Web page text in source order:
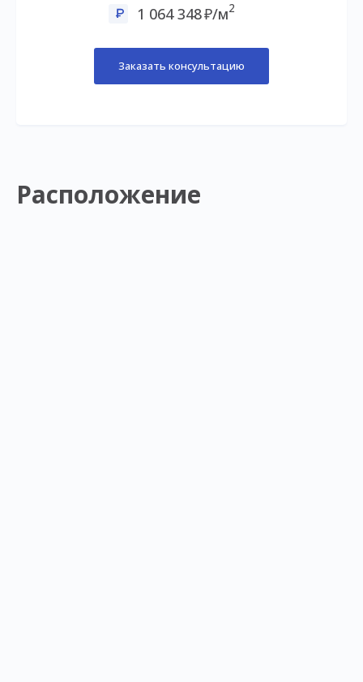
1 064 348 /м2
Заказать консультацию
Расположение